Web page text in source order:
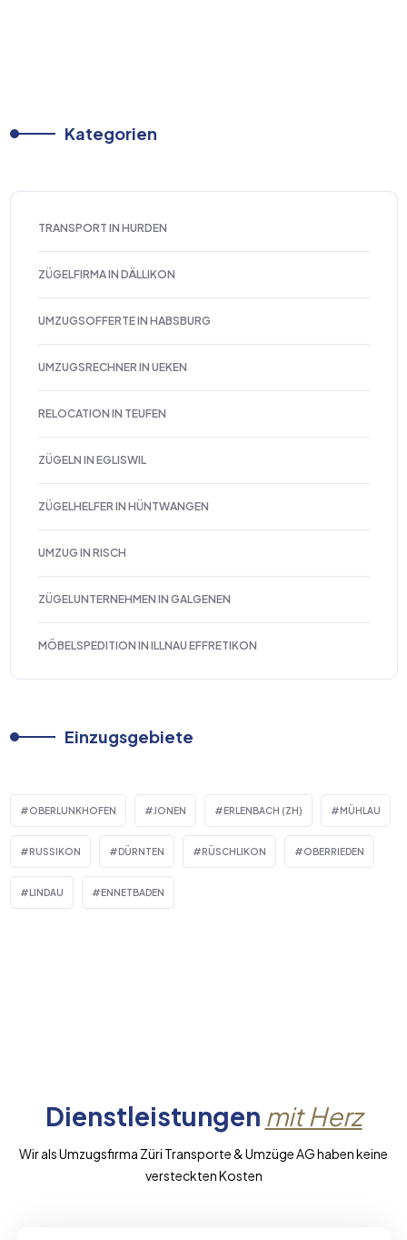
Kategorien
TRANSPORT IN HURDEN
ZÜGELFIRMA IN DÄLLIKON
UMZUGSOFFERTE IN HABSBURG
UMZUGSRECHNER IN UEKEN
RELOCATION IN TEUFEN
ZÜGELN IN EGLISWIL
ZÜGELHELFER IN HÜNTWANGEN
UMZUG IN RISCH
ZÜGELUNTERNEHMEN IN GALGENEN
MÖBELSPEDITION IN ILLNAU EFFRETIKON
Einzugsgebiete
OBERLUNKHOFEN JONEN ERLENBACH (ZH) MÜHLAU
RUSSIKON DÜRNTEN RÜSCHLIKON OBERRIEDEN
LINDAU ENNETBADEN
Dienstleistungen mit Herz
Wir als Umzugsfirma Züri Transporte & Umzüge AG haben keine
versteckten Kosten